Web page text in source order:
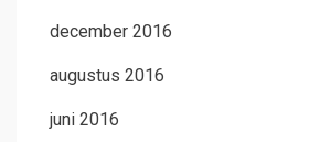
december 2016
augustus 2016
juni 2016